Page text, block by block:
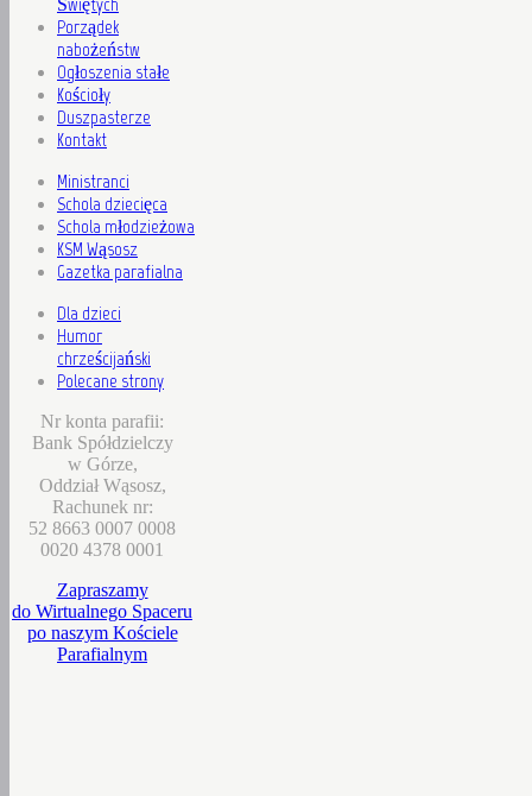
Porządek
nabożeństw
Ogłoszenia stałe
Kościoły
Duszpasterze
Kontakt
Ministranci
Schola dziecięca
Schola młodzieżowa
KSM Wąsosz
Gazetka parafialna
Dla dzieci
Humor
chrześcijański
Polecane strony
Nr konta parafii:
Bank Spółdzielczy
w Górze,
Oddział Wąsosz,
Rachunek nr:
52 8663 0007 0008
0020 4378 0001
Zapraszamy
do Wirtualnego Spaceru
po naszym Kościele
Parafialnym